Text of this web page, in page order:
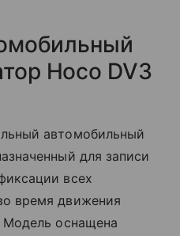
Hoco DV3
автомобильный
для записи
всех
время движения
Модель оснащена